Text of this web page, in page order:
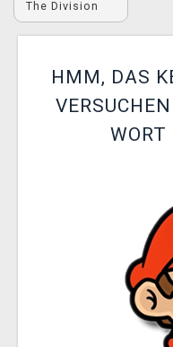
XZONE CLUB
The Division
HMM, DAS
WORT